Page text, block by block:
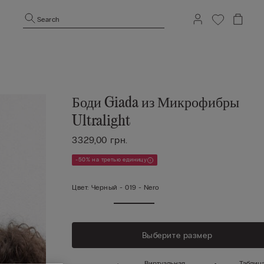
Search
Боди Giada из Микрофибры
Ultralight
3329,00 грн.
-50% на третью единицу
Цвет: Черный -019 - Nero
Выберите размер